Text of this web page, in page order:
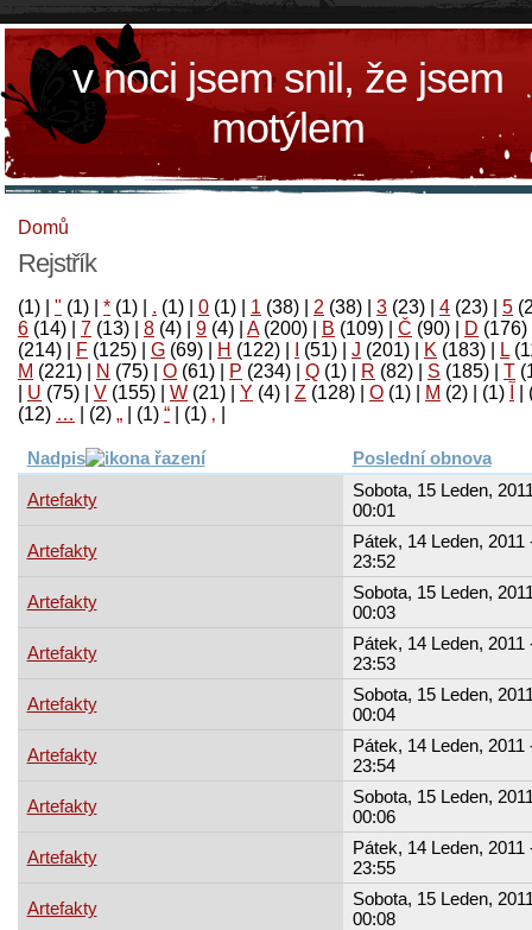
v noci jsem snil, že jsem
motýlem
Domů
Rejstřík
(1) " (1) * (1) . (1) 0 (1) 1 (38) 2 (38) 3 (23) 4 (23) 5
6 (14) 7 (13) 8 (4) 9 (4) A(200) B (109) Č (90) D (176)
(214)
F (125) G (69) H (122) (51) J (201) K (183) L
M (221) N (75) O (61) P (234) Q (1) R (82) S (185) T
U (75) V (155) W (21) Y (4) Z (128) Ο (1) М (2)
(1)
‚
(1)
“
(1)
„
(2)
…
(12)
Nadpis Poslední obnova
Artefakty
Sobota, 15 Leden,
00:01
Artefakty
Pátek, 14 Leden, 2011
23:52
Artefakty
Sobota, 15 Leden,
00:03
Artefakty
Pátek, 14 Leden, 2011
23:53
Artefakty
Sobota, 15 Leden,
00:04
Artefakty
Pátek, 14 Leden, 2011
23:54
Artefakty
Sobota, 15 Leden,
00:06
Artefakty
Pátek, 14 Leden, 2011
23:55
Artefakty
Sobota, 15 Leden,
00:08